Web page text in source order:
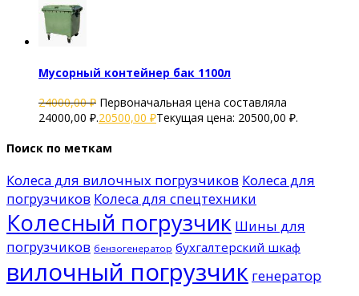
Мусорный контейнер бак 1100л
24000,00₽ Первоначальная цена составляла
24000,00 ₽.20500,00 ₽Текущая цена: 20500,00 ₽.
Поиск по меткам
Колеса для вилочных погрузчиков Колеса для
погрузчиков Колеса для спецтехники
Колесный погрузчик Шины для
погрузчиков бензогенератор бухгалтерский шкаф
вилочный погрузчик генератор